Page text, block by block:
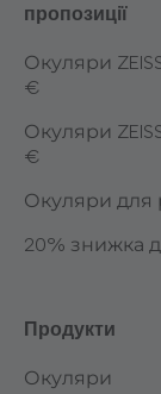
пропозиції
Окуляри
€
Окуляри
€
Окуляри для
20% знижка
Продукти
Окуляри